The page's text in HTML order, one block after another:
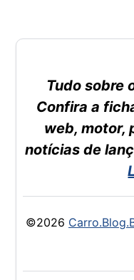
Tudo sobre
Confira a
web, motor,
notícias de
©2026